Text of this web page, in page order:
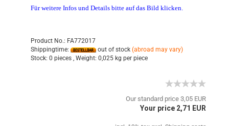
Für weitere Infos und Details bitte auf das Bild klicken.
Product No.: FA772017
Shippingtime:
out of stock (abroad may vary)
Stock: 0 pieces , Weight: 0,025 kg per piece
Our standard price 3,05 EUR
Your price 2,71 EUR